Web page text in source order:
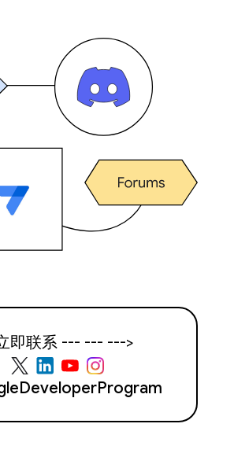
即联系 --- --- --->